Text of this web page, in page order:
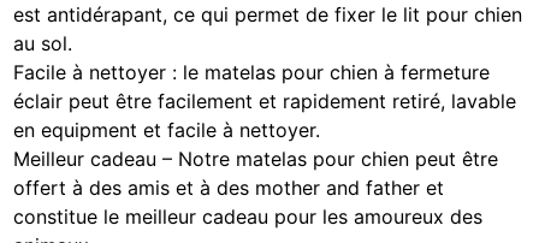
est antidérapant, ce qui permet de fixer le lit pour chien
au sol.
Facile à nettoyer : le matelas pour chien à fermeture
éclair peut être facilement et rapidement retiré, lavable
en equipment et facile à nettoyer.
Meilleur cadeau – Notre matelas pour chien peut être
offert à des amis et à des mother and father et
constitue le meilleur cadeau pour les amoureux des